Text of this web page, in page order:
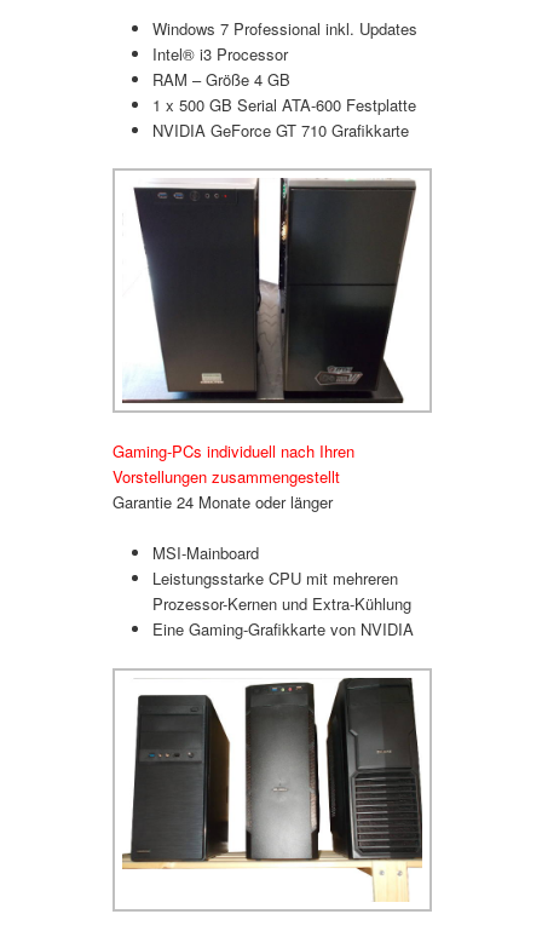
Windows 7 Professional inkl. Updates
Intel® i3 Processor
RAM – Größe 4 GB
1 x 500 GB Serial ATA-600 Festplatte
NVIDIA GeForce GT 710 Grafikkarte
Gaming-PCs individuell nach Ihren
Vorstellungen zusammengestellt
Garantie 24 Monate oder länger
MSI-Mainboard
Leistungsstarke CPU mit mehreren
Prozessor-Kernen und Extra-Kühlung
Eine Gaming-Grafikkarte von NVIDIA